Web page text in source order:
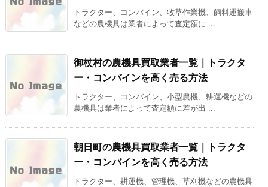
トラクター、コンバイン、牧草作業機、飼料運搬車
などの農機具は業者によって査定額に ...
御杖村の農機具買取業者一覧｜トラクタ
ー・コンバインを高く売る方法
トラクター、コンバイン、小型農機、耕運機などの
農機具は業者によって査定額に差が出 ...
朝日町の農機具買取業者一覧｜トラクタ
ー・コンバインを高く売る方法
トラクター、耕運機、管理機、草刈機などの農機具